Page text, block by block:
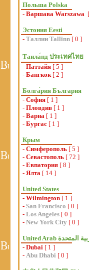
Польша Polska
- Варшава Warszawa
Эстония Eesti
- Таллин Tallinn [ 0 ]
Таила́нд ประเทศไทย
- Паттайя [ 5 ]
- Бангкок[ 2 ]
Болга́рия България
- София [ 1 ]
- Пловдив [ 1 ]
- Варна [ 1 ]
- Бургас [ 1 ]
Крым
- Симферополь [ 5 ]
- Севастополь [ 72 ]
- Евпатория [ 8 ]
- Ялта [ 14 ]
United States
- Wilmington [ 1 ]
- San Francisco [ 0 ]
- Los Angeles [ 0 ]
- New York City [ 0 ]
- Dubai [ 1 ]
- Abu Dhabi [ 0 ]